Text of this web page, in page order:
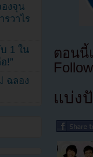
ตอนนี้
แบ่ง
งจุน
วาไร
1 ใน
!”
ฉลอง